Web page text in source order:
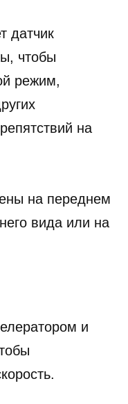
датчик
чтобы
режим,
на
на переднем
вида или на
и